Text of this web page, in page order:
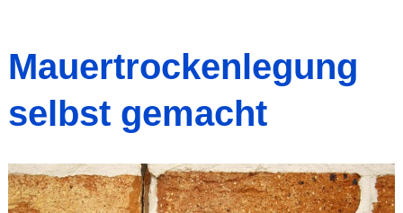
Mauertrockenlegung
selbst gemacht